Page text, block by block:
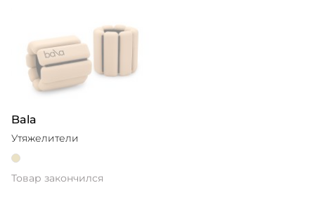
Bala
Утяжелители
Товар закончился